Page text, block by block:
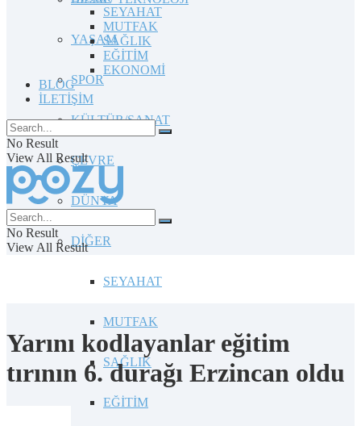
YAŞAM
SPOR
KÜLTÜR/SANAT
ÇEVRE
DÜNYA
DİĞER
SEYAHAT
MUTFAK
SAĞLIK
EĞİTİM
SEYAHAT
MUTFAK
SAĞLIK
EĞİTİM
EKONOMİ
BLOG
İLETİŞİM
No Result
View All Result
No Result
View All Result
Yarını kodlayanlar eğitim
tırının 6. durağı Erzincan oldu